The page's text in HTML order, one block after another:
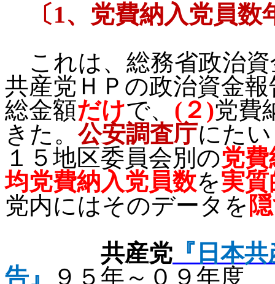
〔1、党費納入党員数
これは、総務省政治
共産党ＨＰの政治資金
総金額だけで、 ( ２ )党費
きた。 公安調査庁にた
１５地区委員会別の党
均党費納入党員数を実
党内にはそのデータを
共産党 『日本
告』
９５年～０９年度